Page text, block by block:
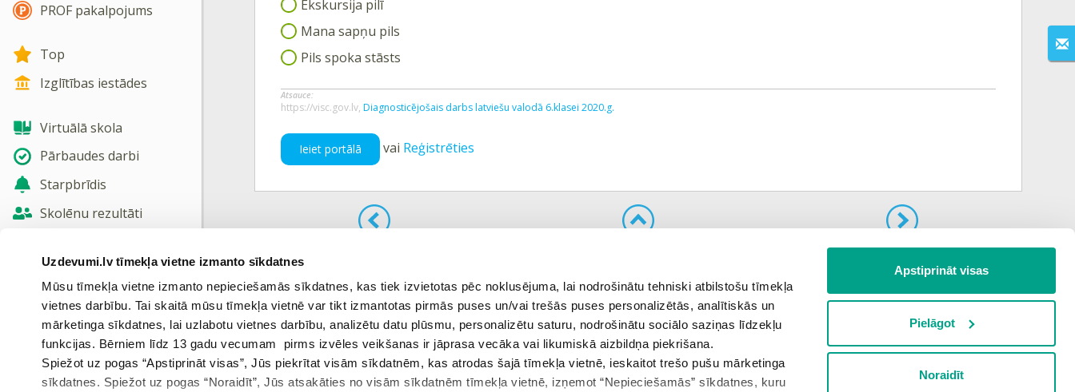
Uzdevumi.lv tīmekļa vietne izmanto sīkdatnes
Mūsu tīmekļa vietne izmanto nepieciešamās sīkdatnes, kas tiek izvietotas pēc noklusējuma, lai nodrošinātu tehniski atbilstošu tīmekļa
vietnes darbību. Tai skaitā mūsu tīmekļa vietnē var tikt izmantotas pirmās puses un/vai trešās puses personalizētās, analītiskās un
mārketinga sīkdatnes, lai uzlabotu vietnes darbību, analizētu datu plūsmu, personalizētu saturu, nodrošinātu sociālo saziņas līdzekļu
funkcijas. Bērniem līdz 13 gadu vecumam pirms izvēles veikšanas ir jāprasa vecāka vai likumiskā aizbildņa piekrišana.
Spiežot uz pogas “Apstiprināt visas”, Jūs piekrītat visām sīkdatnēm, kas atrodas šajā tīmekļa vietnē, ieskaitot trešo pušu mārketinga
sīkdatnes. Spiežot uz pogas “Noraidīt”, Jūs atsakāties no visām sīkdatnēm tīmekļa vietnē, izņemot “Nepieciešamās” sīkdatnes, kuru
Apstiprināt visas
Pielāgot
Noraidīt
PROF pakalpojums
Top
Izglītības iestādes
Virtuālā skola
Pārbaudes darbi
Starpbrīdis
Skolēnu rezultāti
Nosūtīt atsauksmi
Skatīt vairāk
Ekskursija pilī
Mana sapņu pils
Pils spoka stāsts
Atsauce:
https://visc.gov.lv, Diagnosticējošais darbs latviešu valodā 6.klasei 2020.g.
Ieiet portālā vai Reģistrēties
Nākamais uzdevums